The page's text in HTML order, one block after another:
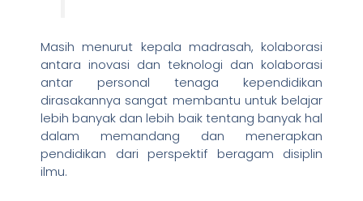
Masih menurut kepala madrasah, kolaborasi
antara inovasi dan teknologi dan kolaborasi
antar personal tenaga kependidikan
dirasakannya sangat membantu untuk belajar
lebih banyak dan lebih baik tentang banyak hal
dalam memandang dan menerapkan
pendidikan dari perspektif beragam disiplin
ilmu.